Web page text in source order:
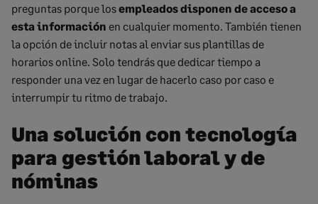
preguntas porque losempleados disponen de acceso a
esta información en cualquier momento. También tienen
la opción de incluir notas al enviar sus plantillas de
horarios online. Solo tendrás que dedicar tiempo a
responder una vez en lugar de hacerlo caso por caso e
interrumpir tu ritmo de trabajo.
Una solución con tecnología
para gestiónlaboral yde
nóminas